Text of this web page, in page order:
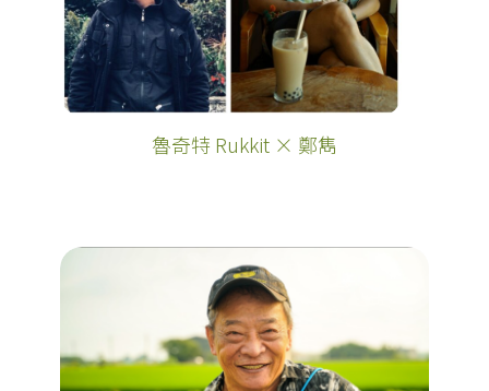
魯奇特 Rukkit × 鄭雋